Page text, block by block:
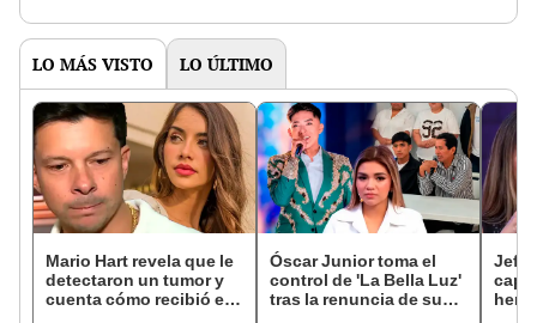
LO MÁS VISTO LO ÚLTIMO
Mario Hart revela que le
detectaron un tumor y
cuenta cómo recibió el
Óscar Junior toma el
control de 'La Bella Luz'
tras la renuncia de su